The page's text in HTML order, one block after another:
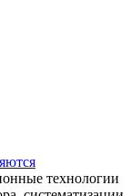
технологии